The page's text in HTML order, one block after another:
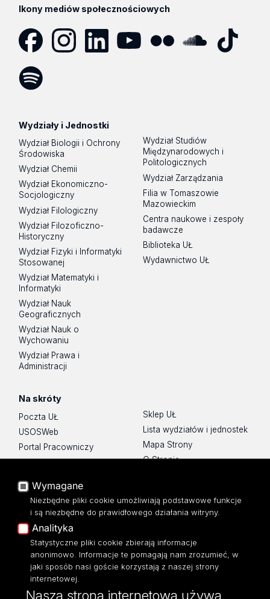
Ikony mediów społecznościowych
Wydziały i Jednostki
Wydział Biologii i Ochrony
Środowiska
Wydział Chemii
Wydział Ekonomiczno-
Socjologiczny
Wydział Filologiczny
Wydział Filozoficzno-
Historyczny
Wydział Fizyki i Informatyki
Stosowanej
Wydział Matematyki i
Informatyki
Wydział Nauk
Geograficznych
Wydział Nauk o
Wychowaniu
Wydział Prawa i
Administracji
Wydział Studiów
Międzynarodowych i
Politologicznych
Wydział Zarządzania
Filia w Tomaszowie
Mazowieckim
Centra naukowe i zespoły
badawcze
Biblioteka UŁ
Wydawnictwo UŁ
Na skróty
Poczta UŁ
USOSWeb
Portal Pracowniczy
Baza Aktów Własnych
Moodle
Eksperci UŁ
Polityka Prywatności
Dostępność
Sklep UŁ
Lista wydziałów i jednostek
Mapa Strony
O Stronie
ul. Narutowicza 68, 90-136 Łódź
Wymagane
Niezbędne pliki cookie umożliwiają podstawowe funkcje
i są niezbędne do prawidłowego działania witryny.
Analityka
Statystyczne pliki cookie zbierają informacje
anonimowo. Informacje te pomagają nam zrozumieć, w
jaki sposób nasi goście korzystają z naszej strony
internetowej.
Nasza strona internetowa używa